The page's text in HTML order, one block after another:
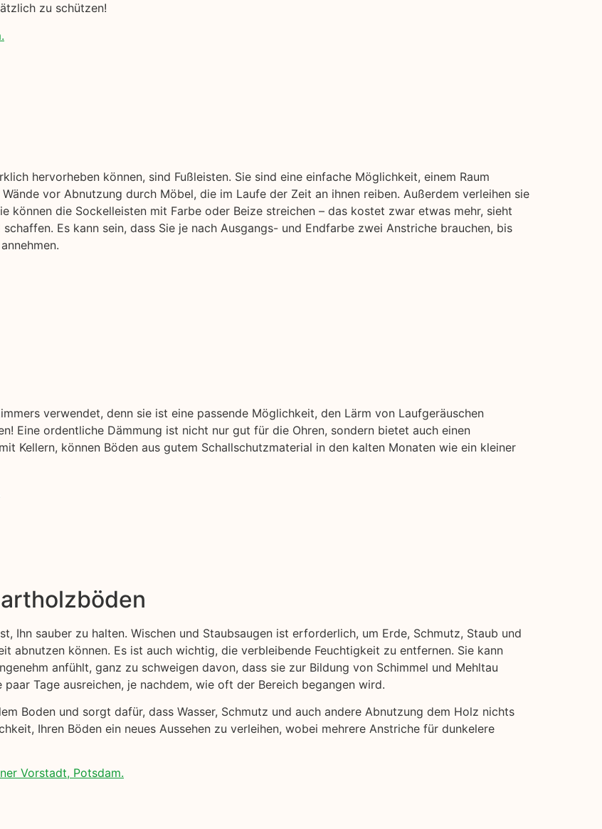
zu schützen!
hervorheben können, sind Fußleisten. Sie sind eine einfache Möglichkeit, einem Raum
vor Abnutzung durch Möbel, die im Laufe der Zeit an ihnen reiben. Außerdem verleihen sie
können die Sockelleisten mit Farbe oder Beize streichen – das kostet zwar etwas mehr, sieht
Es kann sein, dass Sie je nach Ausgangs- und Endfarbe zwei Anstriche brauchen, bis
verwendet, denn sie ist eine passende Möglichkeit, den Lärm von Laufgeräuschen
Eine ordentliche Dämmung ist nicht nur gut für die Ohren, sondern bietet auch einen
Kellern, können Böden aus gutem Schallschutzmaterial in den kalten Monaten wie ein kleiner
Ihn sauber zu halten. Wischen und Staubsaugen ist erforderlich, um Erde, Schmutz, Staub und
abnutzen können. Es ist auch wichtig, die verbleibende Feuchtigkeit zu entfernen. Sie kann
anfühlt, ganz zu schweigen davon, dass sie zur Bildung von Schimmel und Mehltau
Tage ausreichen, je nachdem, wie oft der Bereich begangen wird.
Boden und sorgt dafür, dass Wasser, Schmutz und auch andere Abnutzung dem Holz nichts
Ihren Böden ein neues Aussehen zu verleihen, wobei mehrere Anstriche für dunkelere
Vorstadt, Potsdam.